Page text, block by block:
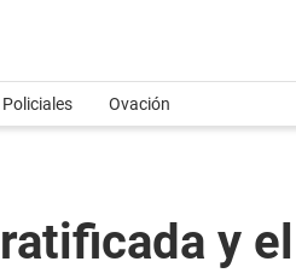
Policiales Ovación
y